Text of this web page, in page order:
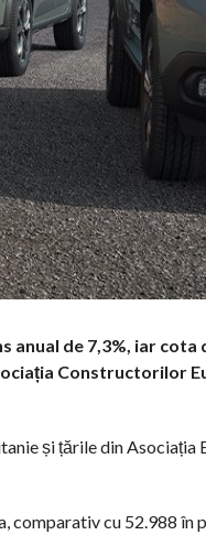
anual de 7,3%, iar
Constructorilor
și țările din Asociația
comparativ cu 52.988 în